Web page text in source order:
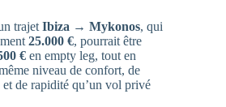
trajet Ibiza → Mykonos, qui
25.000 €, pourrait être
€ en empty leg, tout en
niveau de confort, de
de rapidité qu’un vol privé